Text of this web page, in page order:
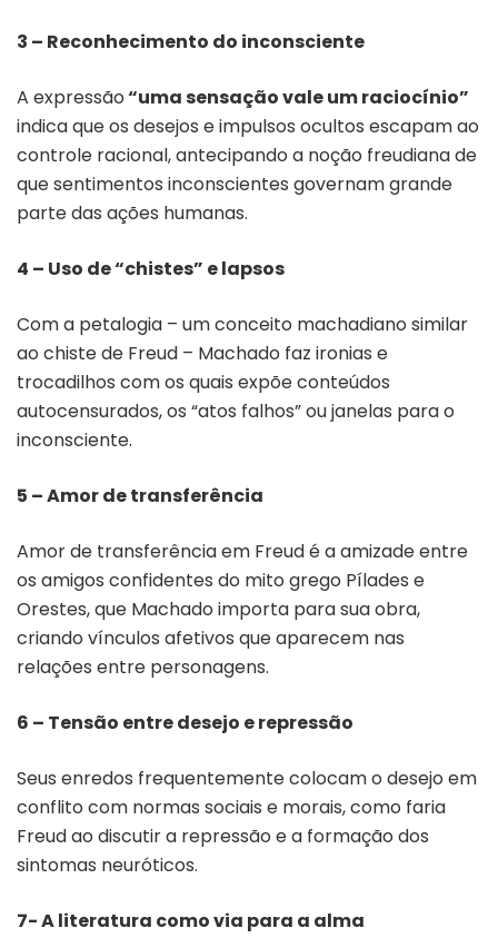
3 – Reconhecimento do inconsciente
A expressão“uma sensação vale um raciocínio”
indica queos desejos e impulsos ocultos escapam ao
controle racional, antecipando a noção freudiana de
que sentimentos inconscientes governam grande
parte das ações humanas.
4 – Uso de “chistes” e lapsos
Com a petalogia – um conceito machadiano similar
ao chiste de Freud – Machado faz ironias e
trocadilhos com os quais expõe conteúdos
autocensurados, os “atos falhos” ou janelas para o
inconsciente.
5 – Amor de transferência
Amor de transferência em Freud é a amizade entre
os amigos confidentes do mito grego Pílades e
Orestes, que Machado importa para sua obra,
criando vínculos afetivos que aparecem nas
relações entre personagens.
6 – Tensão entre desejo e repressão
Seus enredos frequentemente colocam o desejo em
conflito com normas sociais e morais, como faria
Freud ao discutir a repressão e a formação dos
sintomas neuróticos.
7- A literatura como via para a alma